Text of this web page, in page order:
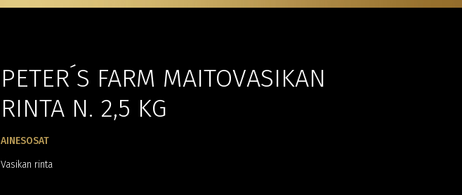
PETER´S FARM MAITOVASIKAN
RINTA N. 2,5 KG
AINESOSAT
Vasikan rinta